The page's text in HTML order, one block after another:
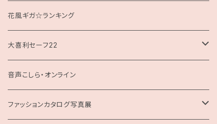
花風ギガ☆ランキング
大喜利セーフ22
お題回答Tシャツ
音声こしら・オンライン
ファッションカタログ写真展